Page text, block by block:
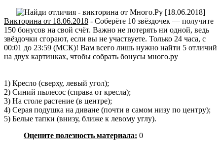
Викторина от 18.06.2018 - Соберёте 10 звёздочек — получите
150 бонусов на свой счёт. Важно не потерять ни одной, ведь
звёздочки сгорают, если вы не участвуете. Только 24 часа, с
00:01 до 23:59 (МСК)! Вам всего лишь нужно найти 5 отличий
на двух картинках, чтобы собрать бонусы много.ру
1) Кресло (сверху, левый угол);
2) Синий пылесос (справа от кресла);
3) На столе растение (в центре);
4) Серая подушка на диване (почти в самом низу по центру);
5) Белые тапки (внизу, ближе к левому углу).
Оцените полезность материала: 0